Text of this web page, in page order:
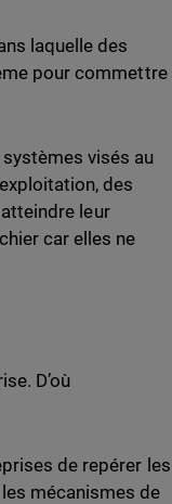
laquelle des
pour commettre
visés au
des
leur
car elles ne
D’où
de repérer les
mécanismes de